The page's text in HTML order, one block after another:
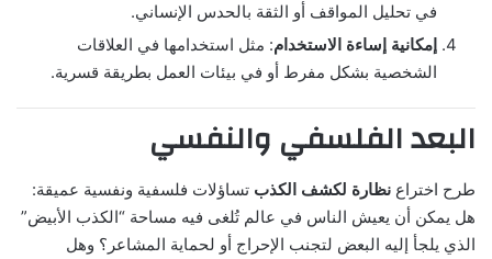
في تحليل المواقف أو الثقة بالحدس الإنساني.
إمكانية إساءة الاستخدام: مثل استخدامها في العلاقات
الشخصية بشكل مفرط أو في بيئات العمل بطريقة قسرية.
البعد الفلسفي والنفسي
طرح اختراع نظارة لكشف الكذب تساؤلات فلسفية ونفسية عميقة:
هل يمكن أن يعيش الناس في عالم تُلغى فيه مساحة “الكذب الأبيض”
الذي يلجأ إليه البعض لتجنب الإحراج أو لحماية المشاعر؟ وهل